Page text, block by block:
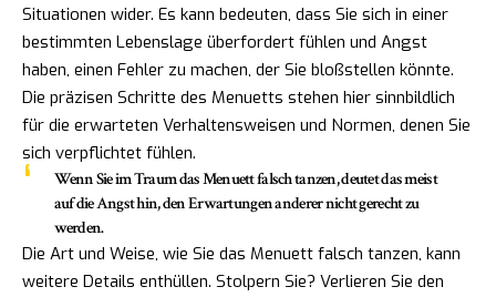
Situationen wider. Es kann bedeuten, dass Sie sich in einer
bestimmten Lebenslage überfordert fühlen und Angst
haben, einen Fehler zu machen, der Sie bloßstellen könnte.
Die präzisen Schritte des Menuetts stehen hier sinnbildlich
für die erwarteten Verhaltensweisen und Normen, denen Sie
sich verpflichtet fühlen.
Wenn Sie im Traum das Menuett falsch tanzen, deutet das meist
auf die Angst hin, den Erwartungen anderer nicht gerecht zu
werden.
Die Art und Weise, wie Sie das Menuett falsch tanzen, kann
weitere Details enthüllen. Stolpern Sie? Verlieren Sie den